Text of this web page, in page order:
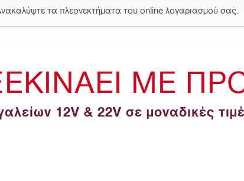
τα πλεονεκτήματα του online λογαριασμού σας.
ΜΕ
12V & 22V σε μοναδικές